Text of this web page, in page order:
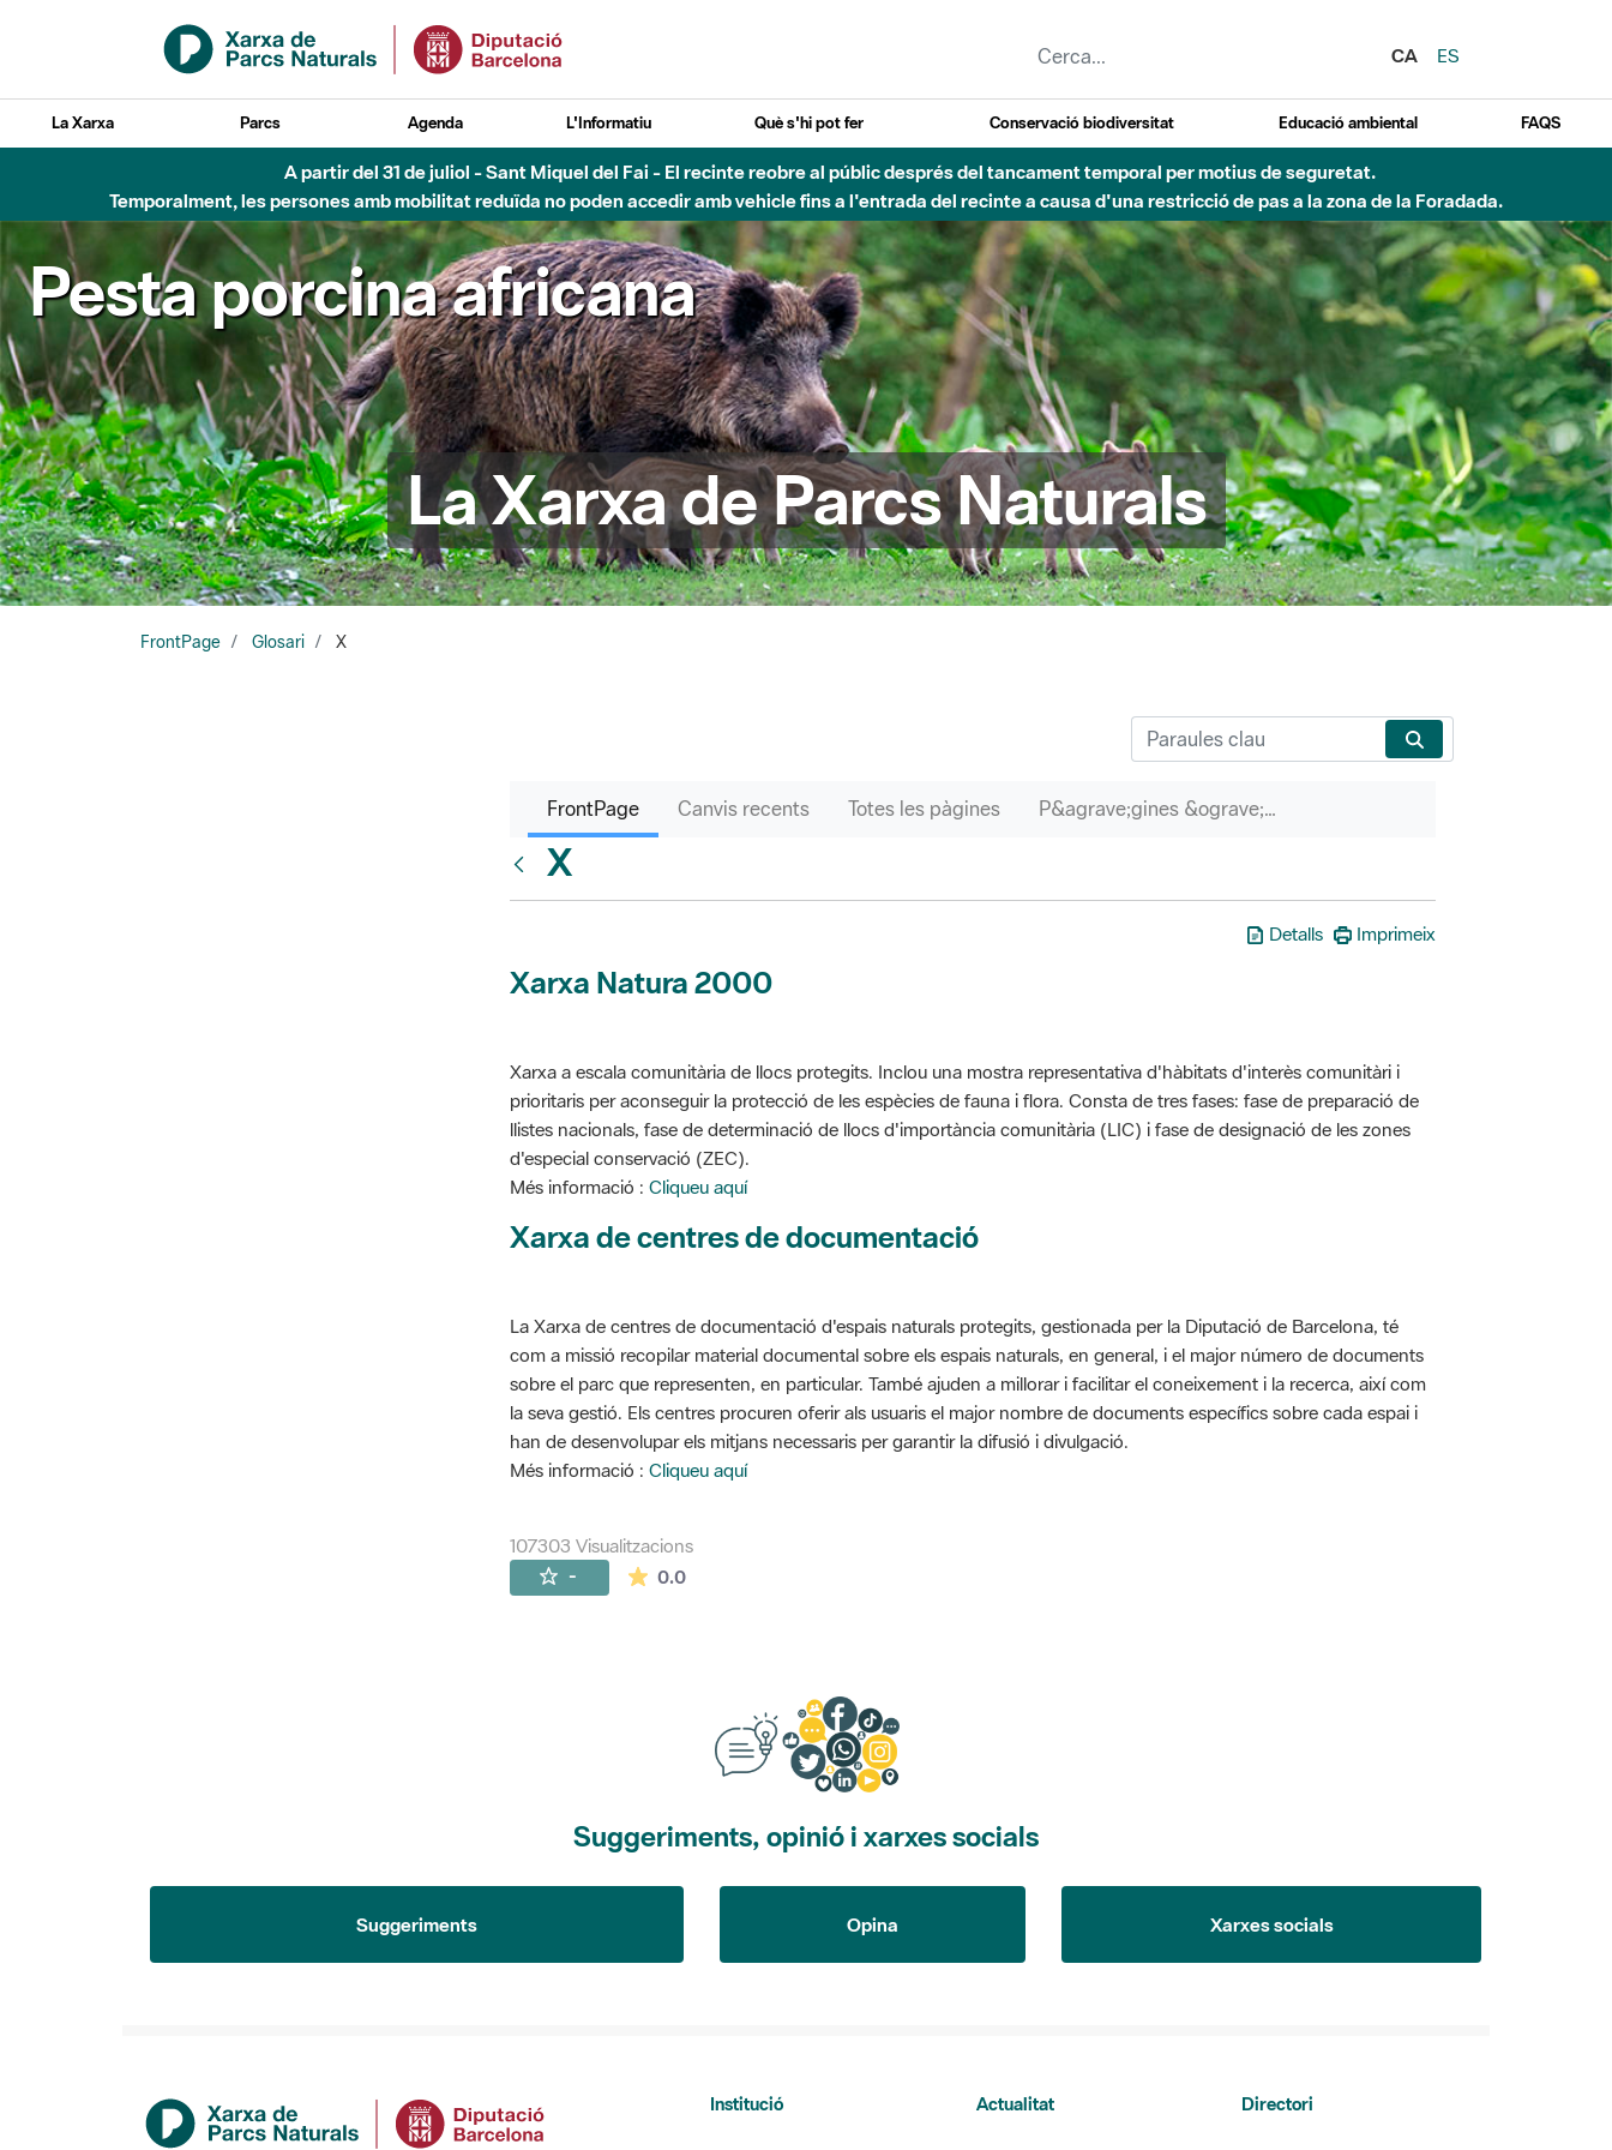
Salta al contingut principal
CA
ES
La Xarxa Parcs Agenda L'Informatiu Què s'hi pot fer Conservació biodiversitat Educació ambiental FAQS
A partir del 31 de juliol - Sant Miquel del Fai - El recinte reobre al públic després del tancament temporal per motius de seguretat.
Temporalment, les persones amb mobilitat reduïda no poden accedir amb vehicle fins a l'entrada del recinte a causa d'una restricció de pas a la zona de la Foradada.
Pesta porcina africana
La Xarxa de Parcs Naturals
FrontPage Glosari X
FrontPage Canvis recents Totes les pàgines P&agrave;gines &ograve;rfenes
X
Detalls Imprimeix
Xarxa Natura 2000
Xarxa a escala comunitària de llocs protegits. Inclou una mostra representativa d'hàbitats d'interès comunitàri i
prioritaris per aconseguir la protecció de les espècies de fauna i flora. Consta de tres fases: fase de preparació de
llistes nacionals, fase de determinació de llocs d'importància comunitària (LIC) i fase de designació de les zones
d'especial conservació (ZEC).
Més informació : Cliqueu aquí
Xarxa de centres de documentació
La Xarxa de centres de documentació d'espais naturals protegits, gestionada per la Diputació de Barcelona, té
com a missió recopilar material documental sobre els espais naturals, en general, i el major número de documents
sobre el parc que representen, en particular. També ajuden a millorar i facilitar el coneixement i la recerca, així com
la seva gestió. Els centres procuren oferir als usuaris el major nombre de documents específics sobre cada espai i
han de desenvolupar els mitjans necessaris per garantir la difusió i divulgació.
Més informació : Cliqueu aquí
107303 Visualitzacions
- 0.0La mitjana de les valoracions és de 0 estrelles de 5.
Suggeriments, opinió i xarxes socials
Suggeriments Opina Xarxes socials
Institució Actualitat Directori